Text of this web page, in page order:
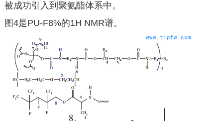
被成功引入到聚氨酯体系中。
图4是PU-F8%的1H NMR谱。